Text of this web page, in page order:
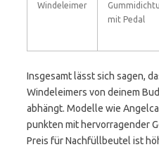
Windeleimer
mit Pedal
Insgesamt lässt sich sagen,
Windeleimers von deinem
abhängt. Modelle wie
punkten mit hervorragender
Preis für Nachfüllbeutel ist